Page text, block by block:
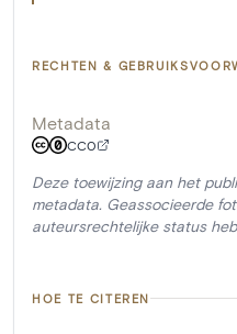
RECHTEN &
Metadata
CC0
Deze toewijzing aan het
metadata. Geassocieerde
auteursrechtelijke status
HOE TE CITEREN